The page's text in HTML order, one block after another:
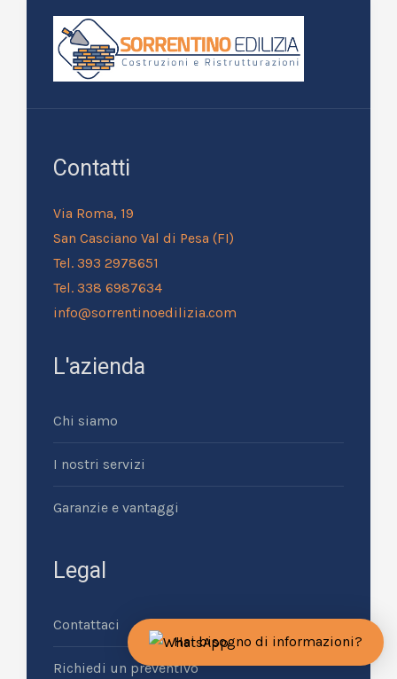
Contatti
Via Roma, 19
San Casciano Val di Pesa (FI)
Tel. 393 2978651
Tel. 338 6987634
info@sorrentinoedilizia.com
L'azienda
Chi siamo
I nostri servizi
Garanzie e vantaggi
Legal
Contattaci
Richiedi un preventivo
Hai bisogno di informazioni?